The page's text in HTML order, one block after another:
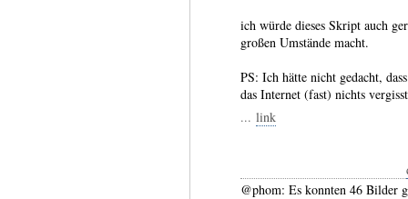
ich würde dieses Skript auch
großen Umstände macht.
PS: Ich hätte nicht gedacht,
das Internet (fast) nichts
... link
@phom: Es konnten 46 Bilder